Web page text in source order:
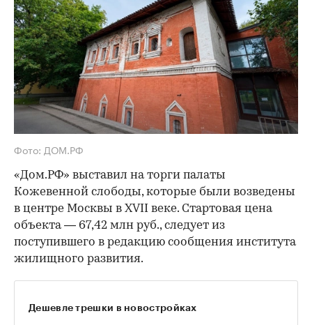
Фото: ДОМ.РФ
«Дом.РФ» выставил на торги палаты
Кожевенной слободы, которые были возведены
в центре Москвы в XVII веке. Стартовая цена
объекта — 67,42 млн руб., следует из
поступившего в редакцию сообщения института
жилищного развития.
Дешевле трешки в новостройках